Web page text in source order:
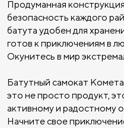
Продуманная
безопасность каждого
батута удобен для
готов к приключениям в
Окунитесь в мир
Батутный самокат
это не просто продукт,
активному и радостному
Начните свое